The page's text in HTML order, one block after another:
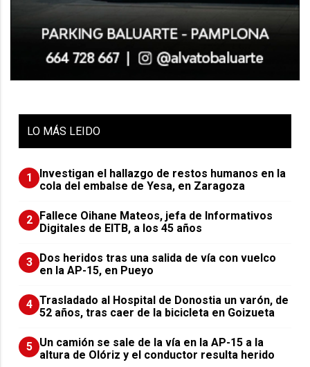
LO MÁS LEIDO
1
Investigan el hallazgo de restos humanos en la
cola del embalse de Yesa, en Zaragoza
2 Fallece Oihane Mateos, jefa de Informativos
Digitales de EITB, a los 45 años
3 Dos heridos tras una salida de vía con vuelco
en la AP-15, en Pueyo
4 Trasladado al Hospital de Donostia un varón, de
52 años, tras caer de la bicicleta en Goizueta
5 Un camión se sale de la vía en la AP-15 a la
altura de Olóriz y el conductor resulta herido